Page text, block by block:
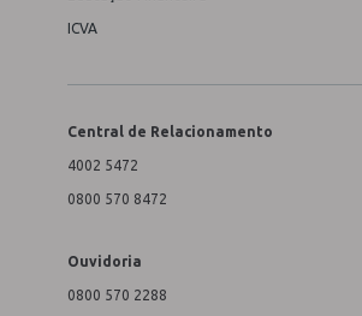
ICVA
Central de Relacionamento
4002 5472
0800 570 8472
Ouvidoria
0800 570 2288